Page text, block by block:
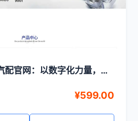
配官网：以数字化力量，赋
¥599.00